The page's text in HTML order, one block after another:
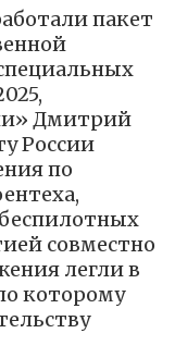
пакет
Дмитрий
России
по
совместно
легли в
которому